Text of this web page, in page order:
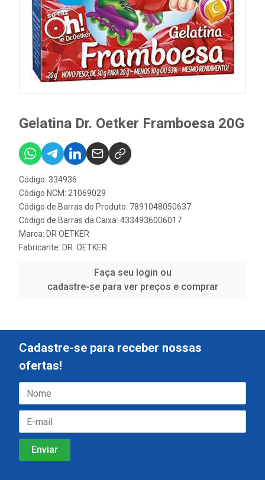
Gelatina Dr. Oetker Framboesa 20G
Código: 334936
Código NCM: 21069029
Código de Barras do Produto: 7891048050637
Código de Barras da Caixa: 4334936006017
Marca: DR OETKER
Fabricante: DR. OETKER
Faça seu login ou
cadastre-se para ver preços e comprar
Cadastre-se para receber nossas
ofertas!